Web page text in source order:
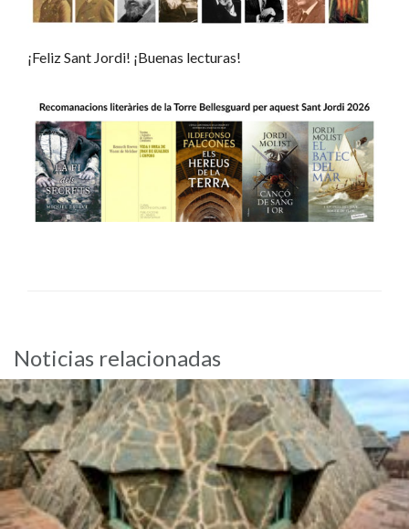
¡Feliz Sant Jordi! ¡Buenas lecturas!
Noticias relacionadas